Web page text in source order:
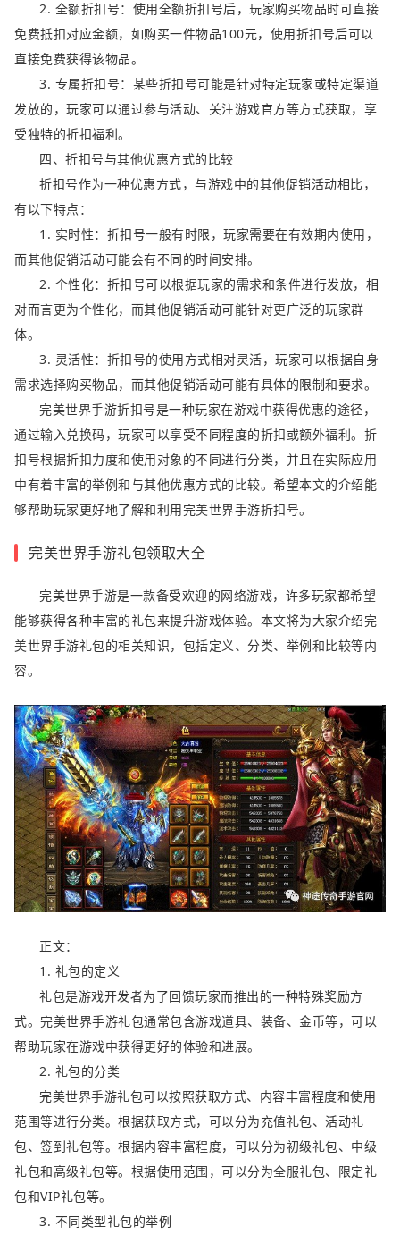
2. 全额折扣号：使用全额折扣号后，玩家购买物品时可直接
免费抵扣对应金额，如购买一件物品100元，使用折扣号后可以
直接免费获得该物品。
3. 专属折扣号：某些折扣号可能是针对特定玩家或特定渠道
发放的，玩家可以通过参与活动、关注游戏官方等方式获取，享
受独特的折扣福利。
四、折扣号与其他优惠方式的比较
折扣号作为一种优惠方式，与游戏中的其他促销活动相比，
有以下特点：
1. 实时性：折扣号一般有时限，玩家需要在有效期内使用，
而其他促销活动可能会有不同的时间安排。
2. 个性化：折扣号可以根据玩家的需求和条件进行发放，相
对而言更为个性化，而其他促销活动可能针对更广泛的玩家群
体。
3. 灵活性：折扣号的使用方式相对灵活，玩家可以根据自身
需求选择购买物品，而其他促销活动可能有具体的限制和要求。
完美世界手游折扣号是一种玩家在游戏中获得优惠的途径，
通过输入兑换码，玩家可以享受不同程度的折扣或额外福利。折
扣号根据折扣力度和使用对象的不同进行分类，并且在实际应用
中有着丰富的举例和与其他优惠方式的比较。希望本文的介绍能
够帮助玩家更好地了解和利用完美世界手游折扣号。
完美世界手游礼包领取大全
完美世界手游是一款备受欢迎的网络游戏，许多玩家都希望
能够获得各种丰富的礼包来提升游戏体验。本文将为大家介绍完
美世界手游礼包的相关知识，包括定义、分类、举例和比较等内
容。
正文：
1. 礼包的定义
礼包是游戏开发者为了回馈玩家而推出的一种特殊奖励方
式。完美世界手游礼包通常包含游戏道具、装备、金币等，可以
帮助玩家在游戏中获得更好的体验和进展。
2. 礼包的分类
完美世界手游礼包可以按照获取方式、内容丰富程度和使用
范围等进行分类。根据获取方式，可以分为充值礼包、活动礼
包、签到礼包等。根据内容丰富程度，可以分为初级礼包、中级
礼包和高级礼包等。根据使用范围，可以分为全服礼包、限定礼
包和VIP礼包等。
3. 不同类型礼包的举例